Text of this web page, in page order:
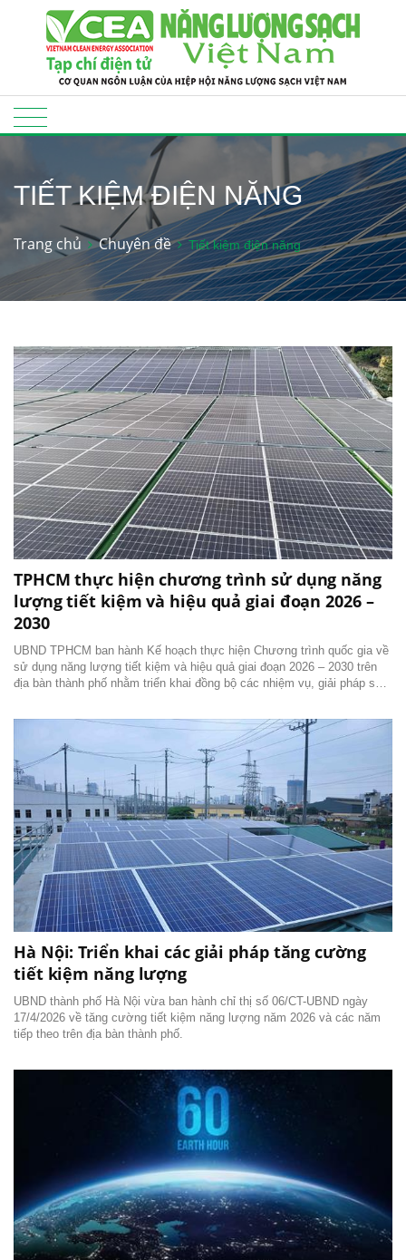
TIẾT KIỆM ĐIỆN NĂNG
Trang chủ Chuyên đề Tiết kiệm điện năng
TPHCM thực hiện chương trình sử dụng năng
lượng tiết kiệm và hiệu quả giai đoạn 2026 –
2030
UBND TPHCM ban hành Kế hoạch thực hiện Chương trình quốc gia về
sử dụng năng lượng tiết kiệm và hiệu quả giai đoạn 2026 – 2030 trên
địa bàn thành phố nhằm triển khai đồng bộ các nhiệm vụ, giải pháp sử
lượng, thúc đẩy tăng trưởng...
Hà Nội: Triển khai các giải pháp tăng cường
tiết kiệm năng lượng
UBND thành phố Hà Nội vừa ban hành chỉ thị số 06/CT-UBND ngày
17/4/2026 về tăng cường tiết kiệm năng lượng năm 2026 và các năm
tiếp theo trên địa bàn thành phố.